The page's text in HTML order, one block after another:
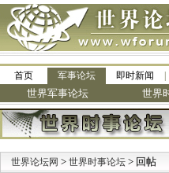
首页 军事论坛 即时新闻
世界军事论坛 世界
世界论坛网 > 世界时事论坛 > 回帖